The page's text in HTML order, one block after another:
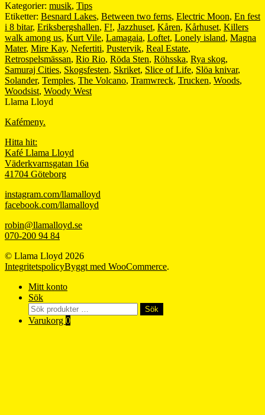
Kategorier: musik, Tips
Etiketter: Besnard Lakes, Between two ferns, Electric Moon, En fest
i 8 bitar, Eriksbergshallen, F!, Jazzhuset, Kåren, Kårhuset, Killers
walk among us, Kurt Vile, Lamagaia, Loftet, Lonely island, Magna
Mater, Mire Kay, Nefertiti, Pustervik, Real Estate,
Retrospelsmässan, Rio Rio, Röda Sten, Röhsska, Rya skog,
Samuraj Cities, Skogsfesten, Skriket, Slice of Life, Slöa knivar,
Solander, Temples, The Volcano, Tramwreck, Trucken, Woods,
Woodsist, Woody West
Llama Lloyd
Kafémeny.
Hitta hit:
Kafé Llama Lloyd
Väderkvarnsgatan 16a
41704 Göteborg
instagram.com/llamalloyd
facebook.com/llamalloyd
robin@llamalloyd.se
070-200 94 84
© Llama Lloyd 2026
IntegritetspolicyByggt med WooCommerce.
Mitt konto
Sök
Sök
efter:
Sök
Varukorg 0